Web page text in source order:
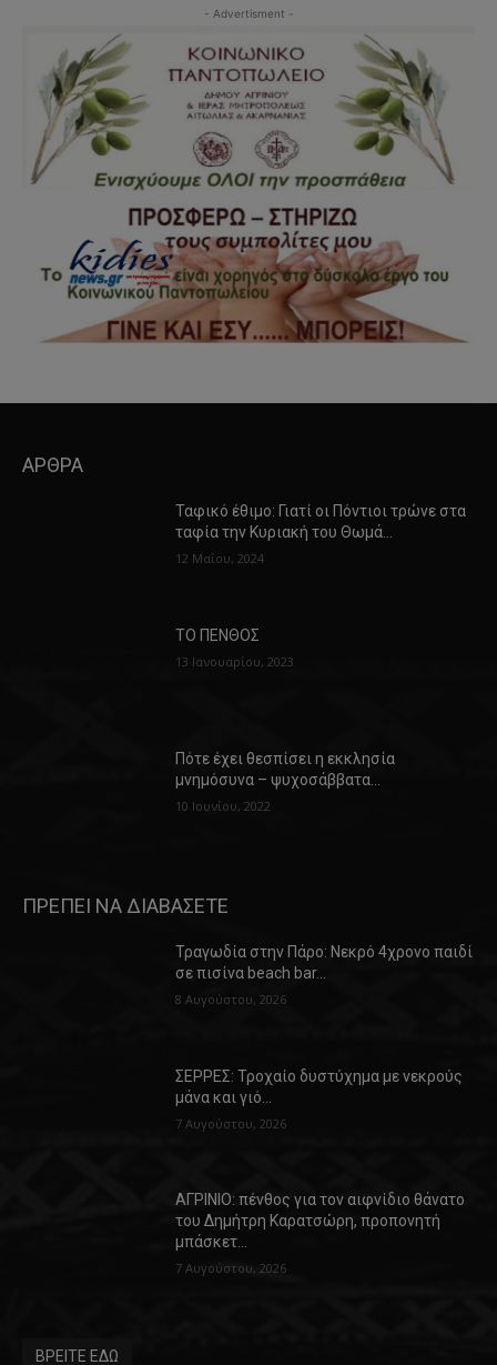
- Advertisment -
ΑΡΘΡΑ
Ταφικό έθιμο: Γιατί οι Πόντιοι τρώνε στα
ταφία την Κυριακή του Θωμά…
12 Μαΐου, 2024
ΤΟ ΠΕΝΘΟΣ
13 Ιανουαρίου, 2023
Πότε έχει θεσπίσει η εκκλησία
μνημόσυνα – ψυχοσάββατα…
10 Ιουνίου, 2022
ΠΡΕΠΕΙ ΝΑ ΔΙΑΒΑΣΕΤΕ
Τραγωδία στην Πάρο: Νεκρό 4χρονο παιδί
σε πισίνα beach bar…
8 Αυγούστου, 2026
ΣΕΡΡΕΣ: Τροχαίο δυστύχημα με νεκρούς
μάνα και γιό…
7 Αυγούστου, 2026
ΑΓΡΙΝΙΟ: πένθος για τον αιφνίδιο θάνατο
του Δημήτρη Καρατσώρη, προπονητή
μπάσκετ…
7 Αυγούστου, 2026
ΒΡΕΙΤΕ ΕΔΩ